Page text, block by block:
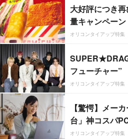
大好評につき
量キャンペーン
オリコンタイアップ特集
フューチャー”
オリコンタイアップ特集
【驚愕】メー
台」神コスパ
オリコンタイアップ特集